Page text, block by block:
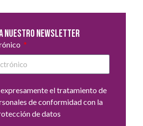
nuestro newsletter
el tratamiento de
de conformidad con la
de datos